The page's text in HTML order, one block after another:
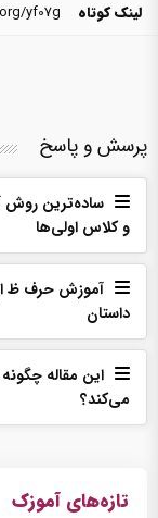
لینک کوتاه yf07g
پرسش و پاسخ
ساده‌ترین روش
و کلاس اولی‌ها
آموزش حرف ظ
داستان
این مقاله
می‌‌کند؟
تازه‌های آموزک